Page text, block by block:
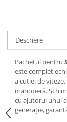
Descriere
Pachetul pentru
este complet
a cutiei de viteze.
manoperă.
cu ajutorul unui
generație,